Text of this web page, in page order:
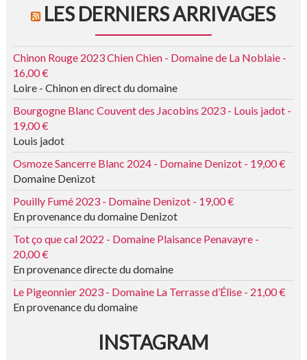
LES DERNIERS ARRIVAGES
Chinon Rouge 2023 Chien Chien - Domaine de La Noblaie -
16,00 €
Loire - Chinon en direct du domaine
Bourgogne Blanc Couvent des Jacobins 2023 - Louis jadot -
19,00 €
Louis jadot
Osmoze Sancerre Blanc 2024 - Domaine Denizot - 19,00 €
Domaine Denizot
Pouilly Fumé 2023 - Domaine Denizot - 19,00 €
En provenance du domaine Denizot
Tot ço que cal 2022 - Domaine Plaisance Penavayre -
20,00 €
En provenance directe du domaine
Le Pigeonnier 2023 - Domaine La Terrasse d’Élise - 21,00 €
En provenance du domaine
INSTAGRAM